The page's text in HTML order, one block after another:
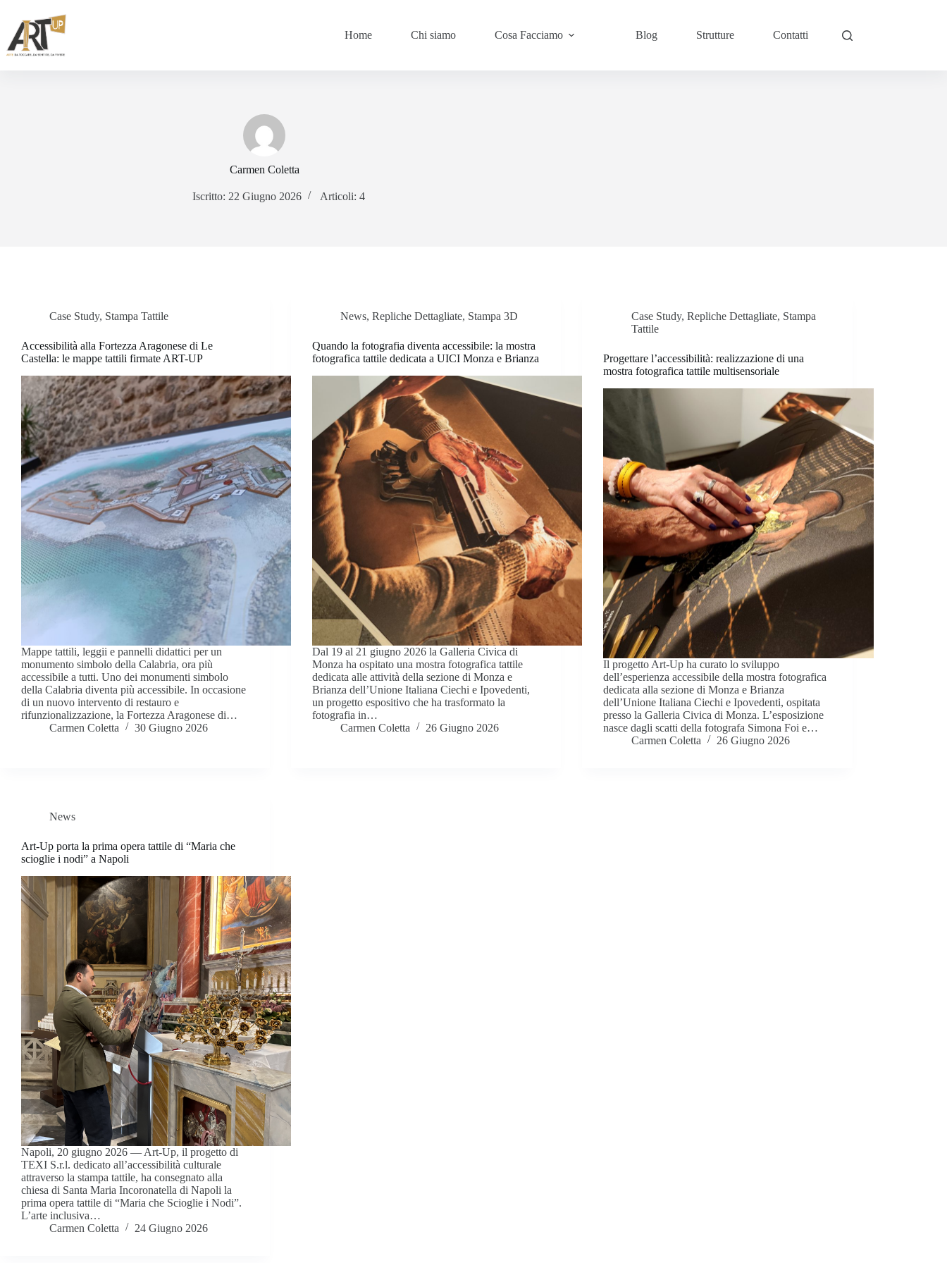
Home Chi siamo Cosa Facciamo Blog Strutture Contatti
Carmen Coletta
Iscritto: 22 Giugno 2026 Articoli: 4
Case Study, Stampa Tattile
Accessibilità alla Fortezza Aragonese di Le
Castella: le mappe tattili firmate ART-UP
Mappe tattili, leggii e pannelli didattici per un
monumento simbolo della Calabria, ora più
accessibile a tutti. Uno dei monumenti simbolo
della Calabria diventa più accessibile. In occasione
di un nuovo intervento di restauro e
rifunzionalizzazione, la Fortezza Aragonese di…
Carmen Coletta
30 Giugno 2026
News,Repliche Dettagliate, Stampa 3D
Quando la fotografia diventa accessibile: la mostra
fotografica tattile dedicata a UICI Monza e Brianza
Dal 19 al 21 giugno 2026 la Galleria Civica di
Monza ha ospitato una mostra fotografica tattile
dedicata alle attività della sezione di Monza e
Brianza dell’Unione Italiana Ciechi e Ipovedenti,
un progetto espositivo che ha trasformato la
fotografia in…
Carmen Coletta
26 Giugno 2026
Case Study,Repliche Dettagliate, Stampa
Tattile
Progettare l’accessibilità: realizzazione di una
mostra fotografica tattile multisensoriale
Il progetto Art-Up ha curato lo sviluppo
dell’esperienza accessibile della mostra fotografica
dedicata alla sezione di Monza e Brianza
dell’Unione Italiana Ciechi e Ipovedenti, ospitata
presso la Galleria Civica di Monza. L’esposizione
nasce dagli scatti della fotografa Simona Foi e…
Carmen Coletta
26 Giugno 2026
News
Art-Up porta la prima opera tattile di “Maria che
scioglie i nodi” a Napoli
Napoli, 20 giugno 2026 — Art-Up, il progetto di
TEXI S.r.l. dedicato all’accessibilità culturale
attraverso la stampa tattile, ha consegnato alla
chiesa di Santa Maria Incoronatella di Napoli la
prima opera tattile di “Maria che Scioglie i Nodi”.
L’arte inclusiva…
Carmen Coletta
24 Giugno 2026